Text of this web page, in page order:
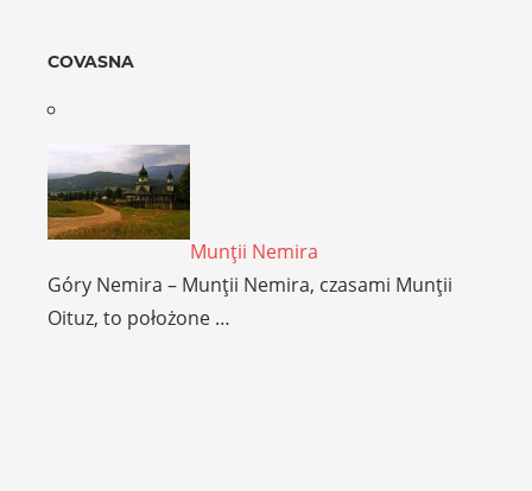
COVASNA
Munţii Nemira
Góry Nemira – Munţii Nemira, czasami Munţii
Oituz, to położone …